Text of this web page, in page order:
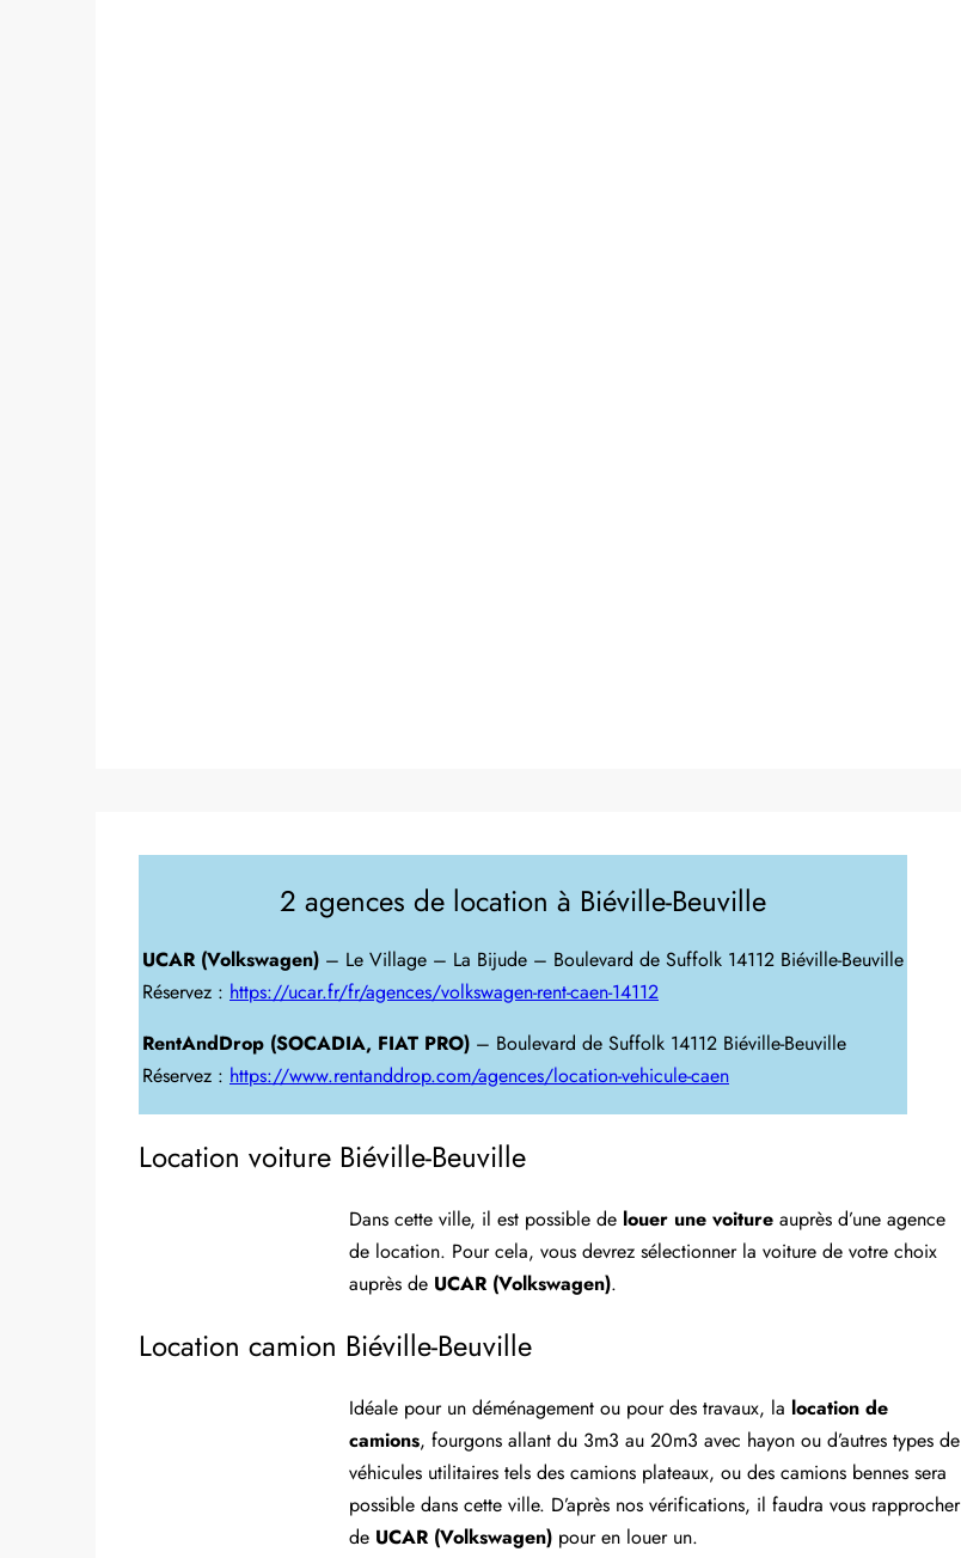
2 agences de location à Biéville-Beuville
UCAR (Volkswagen) – Le Village – La Bijude – Boulevard de Suffolk 14112 Biéville-Beuville
Réservez : https://ucar.fr/fr/agences/volkswagen-rent-caen-14112
RentAndDrop (SOCADIA, FIAT PRO) – Boulevard de Suffolk 14112 Biéville-Beuville
Réservez : https://www.rentanddrop.com/agences/location-vehicule-caen
Location voiture Biéville-Beuville
Dans cette ville, il est possible de louer une voiture auprès d’une agence
de location. Pour cela, vous devrez sélectionner la voiture de votre choix
auprès de UCAR (Volkswagen).
Location camion Biéville-Beuville
Idéale pour un déménagement ou pour des travaux, la location de
camions, fourgons allant du 3m3 au 20m3 avec hayon ou d’autres types de
véhicules utilitaires tels des camions plateaux, ou des camions bennes sera
possible dans cette ville. D’après nos vérifications, il faudra vous rapprocher
de UCAR (Volkswagen) pour en louer un.